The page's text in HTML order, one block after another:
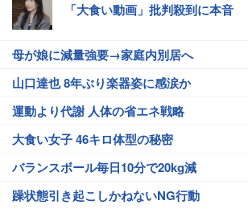
「大食い動画」批判殺到に本音
母が娘に減量強要→家庭内別居へ
山口達也 8年ぶり楽器姿に感涙か
運動より代謝 人体の省エネ戦略
大食い女子 46キロ体型の秘密
バランスボール毎日10分で20kg減
躁状態引き起こしかねないNG行動